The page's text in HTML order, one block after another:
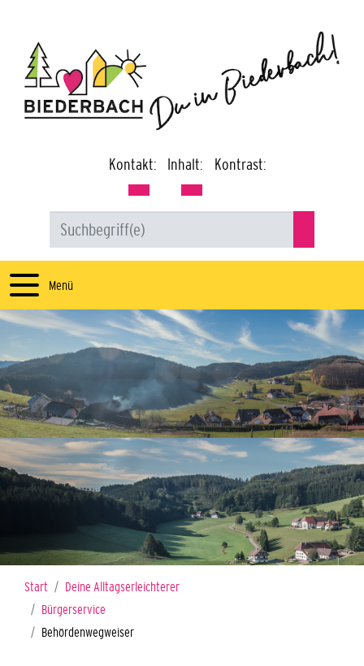
Kontakt: Inhalt: Kontrast:
Menü
Start
Deine Alltagserleichterer
Bürgerservice
Behördenwegweiser